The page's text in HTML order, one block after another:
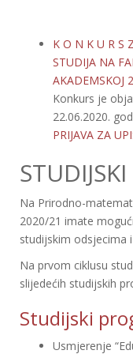
K O N K U R S
STUDIJA NA
AKADEMSKOJ
Konkurs je
22.06.2020.
PRIJAVA ZA
Na Prirodno-
2020/21 imate
studijskim odsjecima
Na prvom ciklusu
slijedećih studijskih
Studijski
Usmjerenje